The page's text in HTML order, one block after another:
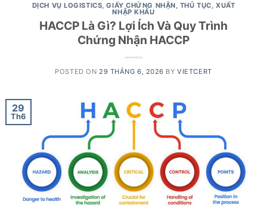
DỊCH VỤ LOGISTICS,GIẤY CHỨNG NHẬN, THỦ TỤC, XUẤT
NHẬP KHẨU
HACCP Là Gì? Lợi Ích Và Quy Trình
Chứng Nhận HACCP
POSTED ON 29 THÁNG 6, 2026 BYVIETCERT
29
Th6